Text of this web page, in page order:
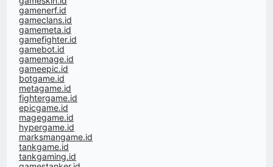
gamenerf.id
gameclans.id
gamemeta.id
gamefighter.id
gamebot.id
gamemage.id
gameepic.id
botgame.id
metagame.id
fightergame.id
epicgame.id
magegame.id
hypergame.id
marksmangame.id
tankgame.id
tankgaming.id